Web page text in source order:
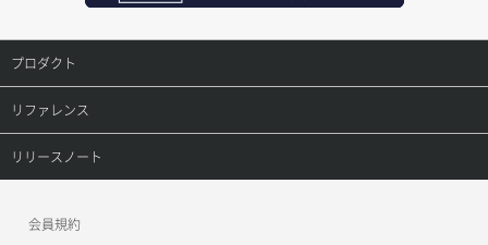
ボリューム削除
ボリューム更新
ボリューム詳細一覧取得
サーバープラン一覧取得
サーバープラン変更
サーバープラン詳細一覧取得
サーバープラン詳細取得
ネットワーク一覧取得
メンバー更新
メンバー詳細取得
メンバー追加
オブジェクト複製
オブジェクト詳細取得
コンテナ一覧取得
コンテナ作成
コンテナ削除
レコード更新
レコード詳細取得
プロダクト
プロダクトトップ
ConoHa VPS(Ver.3.0)
ConoHa for GAME
リファレンス
リファレンストップ
リリースノート
会員規約